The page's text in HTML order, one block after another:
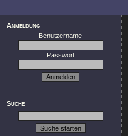
Anmeldung
Benutzername
Passwort
Suche